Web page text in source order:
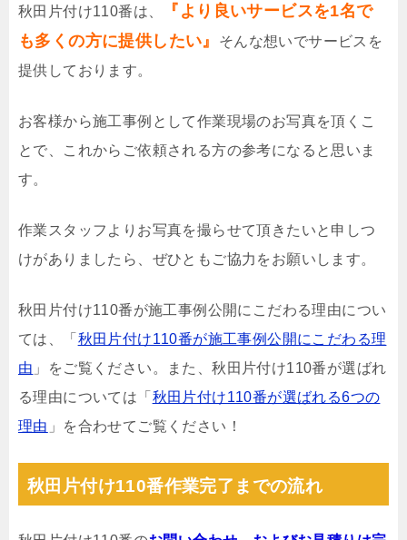
秋田片付け110番は、
『より良いサービスを1名で
も多くの方に提供したい』
そんな想いでサービスを
提供しております。
お客様から施工事例として作業現場のお写真を頂くこ
とで、これからご依頼される方の参考になると思いま
す。
作業スタッフよりお写真を撮らせて頂きたいと申しつ
けがありましたら、ぜひともご協力をお願いします。
秋田片付け110番が施工事例公開にこだわる理由につい
ては、「 秋田片付け110番が施工事例公開にこだわる理
由 」をご覧ください。また、秋田片付け110番が選ばれ
る理由については「 秋田片付け110番が選ばれる6つの
理由 」を合わせてご覧ください！
秋田片付け110番作業完了までの流れ